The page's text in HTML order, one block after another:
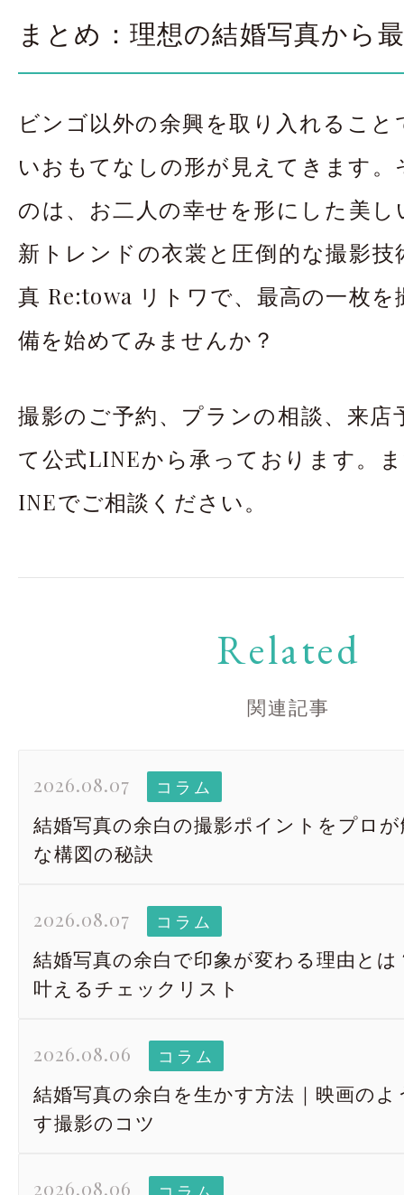
まとめ：理想の結婚写真から
ビンゴ以外の余興を取り入れるこ
いおもてなしの形が見えてきます。
のは、お二人の幸せを形にした美し
新トレンドの衣裳と圧倒的な撮影技
真 Re:towa リトワで、最高の一枚
備を始めてみませんか？
撮影のご予約、プランの相談、来店
て公式LINEから承っております。
INEでご相談ください。
Related
関連記事
2026.08.07 コラム
結婚写真の余白の撮影ポイントをプロ
な構図の秘訣
2026.08.07 コラム
結婚写真の余白で印象が変わる理由とは
叶えるチェックリスト
2026.08.06 コラム
結婚写真の余白を生かす方法｜映画の
す撮影のコツ
2026.08.06 コラム